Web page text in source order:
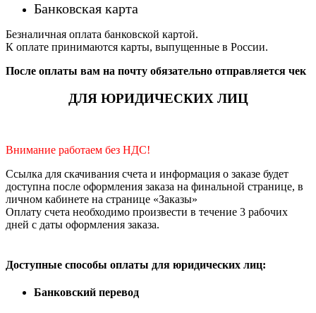
Банковская карта
Безналичная оплата банковской картой.
К оплате принимаются карты, выпущенные в России.
После оплаты вам на почту обязательно отправляется чек
ДЛЯ ЮРИДИЧЕСКИХ ЛИЦ
Внимание работаем без НДС!
Ссылка для скачивания счета и информация о заказе будет
доступна после оформления заказа на финальной странице, в
личном кабинете на странице «Заказы»
Оплату счета необходимо произвести в течение 3 рабочих
дней с даты оформления заказа.
Доступные способы оплаты для юридических лиц:
Банковский перевод